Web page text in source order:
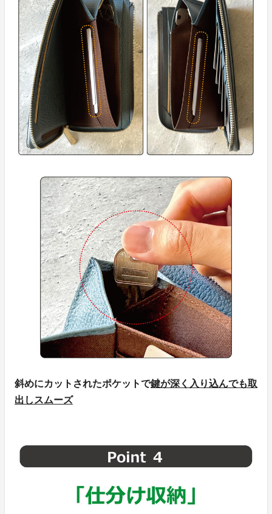
斜めにカットされたポケットで鍵が深く入り込んでも取
出しスムーズ